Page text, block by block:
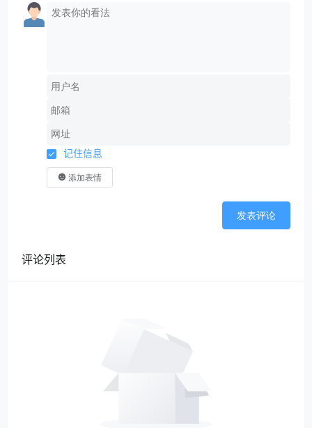
记住信息
添加表情
发表评论
评论列表